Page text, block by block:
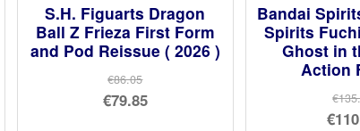
S.H. Figuarts Dragon
Ball Z Frieza First Form
and Pod Reissue ( 2026 )
€86.05
Le
€79.85
Bandai
Spirits
Ghost in
Action